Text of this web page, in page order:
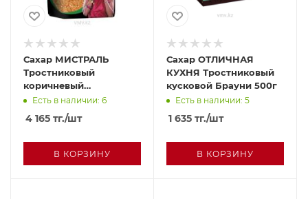
Сахар МИСТРАЛЬ
Тростниковый
коричневый
Универсальный 900г м/
Есть в наличии: 6
4 165 тг./шт
В КОРЗИНУ
Сахар ОТЛИЧНАЯ
КУХНЯ Тростниковый
кусковой Брауни 500г
Есть в наличии: 5
1 635 тг./шт
В КОРЗИНУ